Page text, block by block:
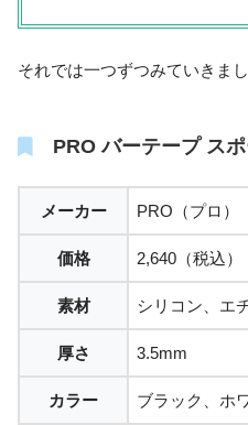
それでは一つずつみていきまし
PRO バーテープ ス
メーカー PRO（プロ）
価格 2,640（税込）
素材 シリコン、エ
厚さ 3.5mm
カラー ブラック、ホ